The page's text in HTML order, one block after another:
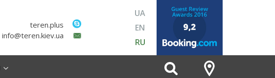
teren.plus
info@teren.kiev.ua
UA
EN
RU